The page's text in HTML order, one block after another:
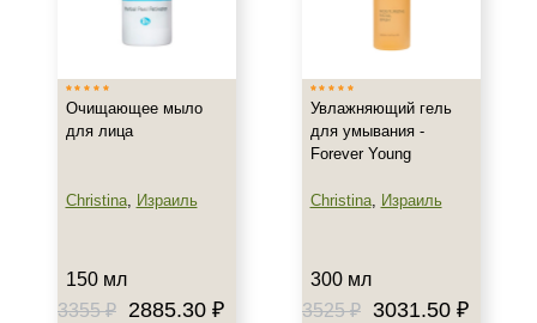
Область применения
Веки
Лицо
Объём
Очищающее мыло
для лица
Christina, Израиль
150 мл
3355 ₽
2885.30 ₽
Увлажняющий гель
для умывания -
Forever Young
Christina, Израиль
300 мл
3525 ₽
3031.50 ₽